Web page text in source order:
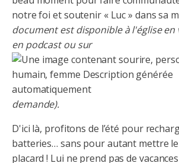
notre foi et soutenir « Luc » dans sa
document est disponible à l'église en
en podcast ou sur
demande).
D'ici là, profitons de l’été pour
batteries… sans pour autant mettre
placard ! Lui ne prend pas de